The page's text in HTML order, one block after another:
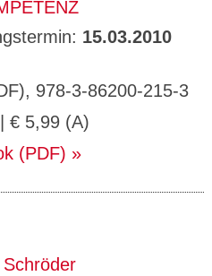
15.03.2010
978-3-86200-215-3
| € 5,99 (A)
(PDF)